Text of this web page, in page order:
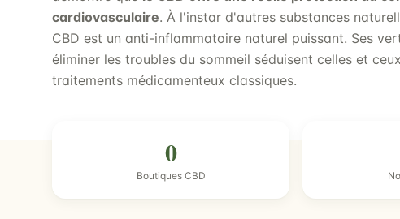
cardiovasculaire. À l'instar d'autres substances
CBD est un anti-inflammatoire naturel puissant. Ses
éliminer les troubles du sommeil séduisent celles et
traitements médicamenteux classiques.
0
Boutiques CBD